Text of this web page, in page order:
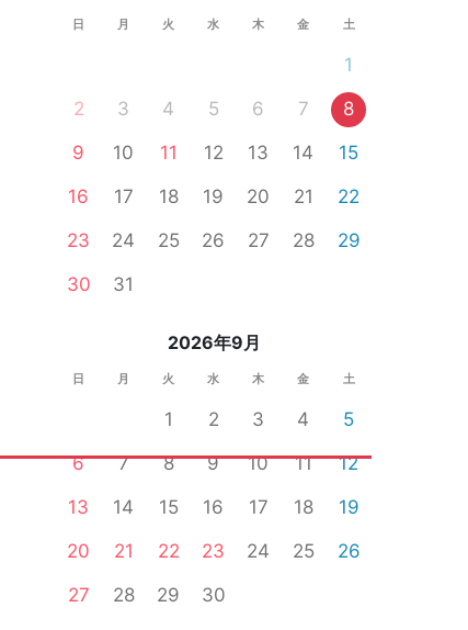
日 月 火 水 木 金 土
1
2
3 4 5 6 7
8
9
10 11 12 13 14
15
16
17 18 19 20 21
22
23
24 25 26 27 28
29
30
31
2026年9月
日 月 火 水 木 金 土
1 2 3 4
5
6
7 8 9 10 11
12
13
14 15 16 17 18
19
20
21 22 23 24 25
26
27
28 29 30